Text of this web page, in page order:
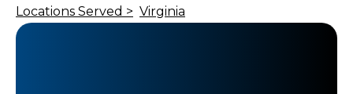
Locations Served > Virginia